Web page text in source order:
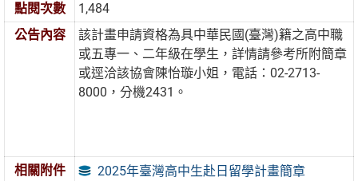
點閱次數
1,484
公告內容
該計畫申請資格為具中華民國(臺灣)籍之高中職
或五專一、二年級在學生，詳情請參考所附簡章
或逕洽該協會陳怡璇小姐，電話：02-2713-
8000，分機2431。
相關附件 2025年臺灣高中生赴日留學計畫簡章